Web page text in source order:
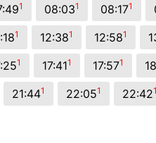
1 08:031 08:171
1 12:381 12:581
1 17:411 17:571
21:441 22:051 22:421